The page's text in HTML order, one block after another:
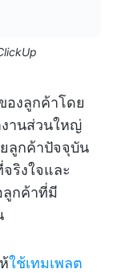
องลูกค้าโดย
านส่วนใหญ่
ลูกค้าปัจจุบัน
ริงใจและ
ลูกค้าที่มี
ใช้เทมเพลต